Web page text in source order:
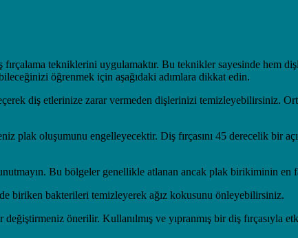
tekniklerini uygulamaktır. Bu teknikler sayesinde hem
öğrenmek için aşağıdaki adımlara dikkat edin.
diş etlerinize zarar vermeden dişlerinizi temizleyebilirsiniz.
plak oluşumunu engelleyecektir. Diş fırçasını 45 derecelik bir
Bu bölgeler genellikle atlanan ancak plak birikiminin en
biriken bakterileri temizleyerek ağız kokusunu önleyebilirsiniz.
önerilir. Kullanılmış ve yıpranmış bir diş fırçasıyla